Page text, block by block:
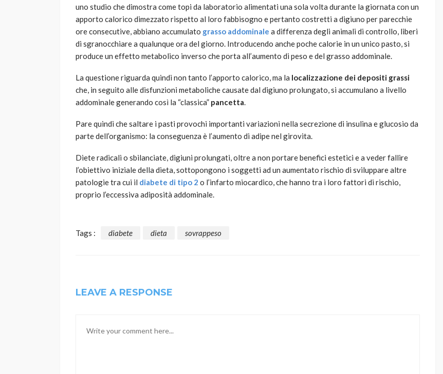
uno studio che dimostra come topi da laboratorio alimentati una sola volta durante la giornata con un
apporto calorico dimezzato rispetto al loro fabbisogno e pertanto costretti a digiuno per parecchie
ore consecutive, abbiano accumulato grasso addominale a differenza degli animali di controllo, liberi
di sgranocchiare a qualunque ora del giorno. Introducendo anche poche calorie in un unico pasto, si
produce un effetto metabolico inverso che porta all’aumento di peso e del grasso addominale.
La questione riguarda quindi non tanto l’apporto calorico, ma la localizzazione dei depositi grassi
che, in seguito alle disfunzioni metaboliche causate dal digiuno prolungato, si accumulano a livello
addominale generando così la “classica” pancetta.
Pare quindi che saltare i pasti provochi importanti variazioni nella secrezione di insulina e glucosio da
parte dell’organismo: la conseguenza è l’aumento di adipe nel girovita.
Diete radicali o sbilanciate, digiuni prolungati, oltre a non portare benefici estetici e a veder fallire
l’obiettivo iniziale della dieta, sottopongono i soggetti ad un aumentato rischio di sviluppare altre
patologie tra cui il diabete di tipo 2 o l’infarto miocardico, che hanno tra i loro fattori di rischio,
proprio l’eccessiva adiposità addominale.
Tags : diabete dieta sovrappeso
LEAVE A RESPONSE
VARIE
Robot tagliaerba: quale
scegliere per il tuo prato
god 1 anno ago 791
MG alle Final 8 di Coppa
Davis: tennis mondiale e
passione per
l’automobilismo
abbracciano la stessa causa
god 9 mesi ago